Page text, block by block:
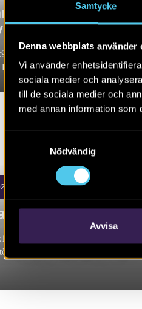
Samtycke
Denna webbplats använder
Vi använder
sociala medier och
till de sociala medier och
med annan information som
Nödvändig
Avvisa
i
Arkeologisk förundersökning,
Arkeologisk undersökning i
Östergötland. Maria